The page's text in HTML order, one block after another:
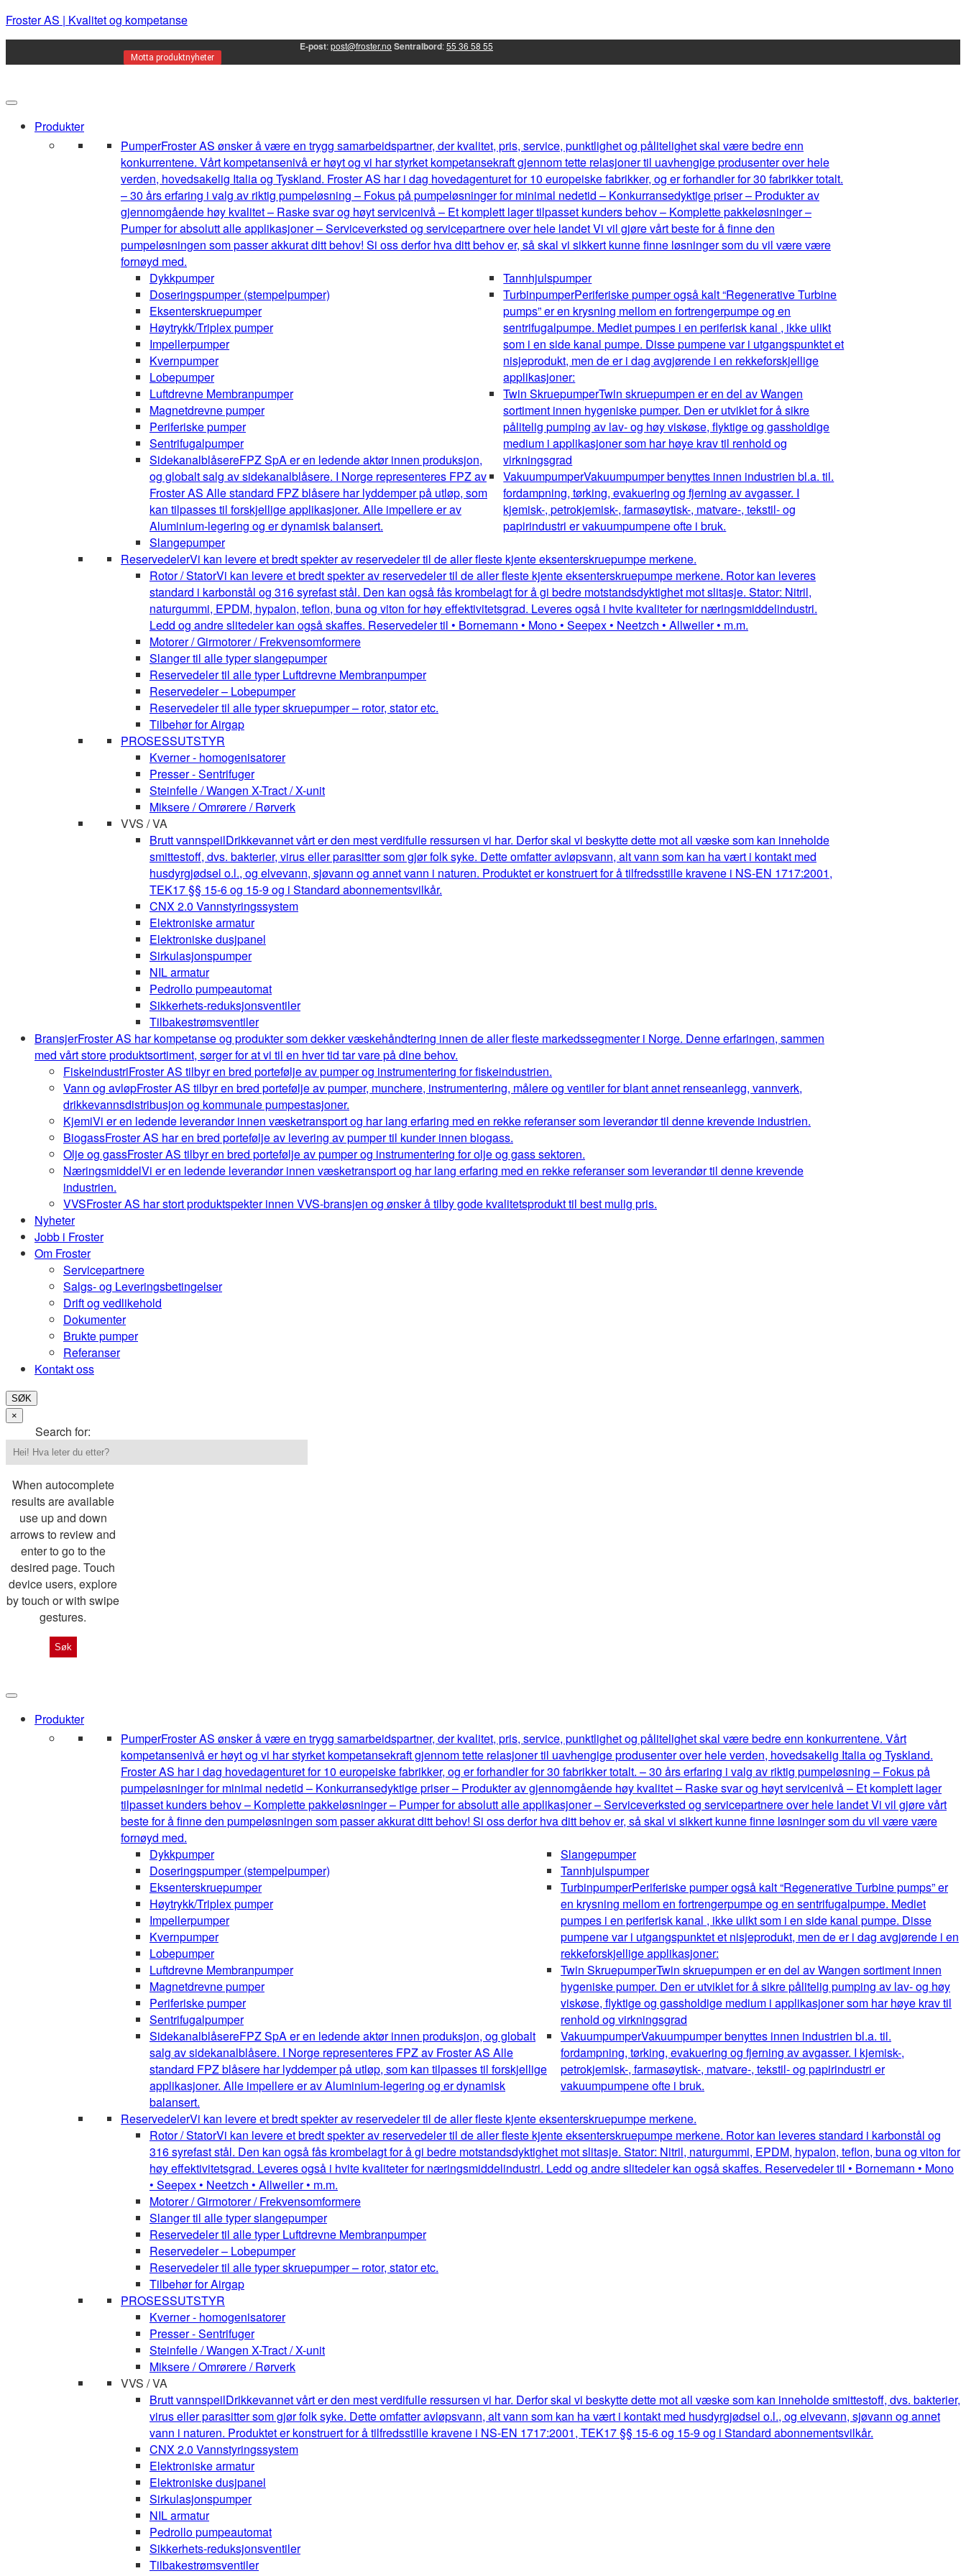
Froster AS | Kvalitet og kompetanse
E-post:post@froster.no Sentralbord:55 36 58 55
Motta produktnyheter
Produkter
PumperFroster AS ønsker å være en trygg samarbeidspartner, der kvalitet, pris, service, punktlighet og pålitelighet skal være bedre enn
konkurrentene. Vårt kompetansenivå er høyt og vi har styrket kompetansekraft gjennom tette relasjoner til uavhengige produsenter over hele
verden, hovedsakelig Italia og Tyskland. Froster AS har i dag hovedagenturet for 10 europeiske fabrikker, og er forhandler for 30 fabrikker totalt.
– 30 års erfaring i valg av riktig pumpeløsning – Fokus på pumpeløsninger for minimal nedetid – Konkurransedyktige priser – Produkter av
gjennomgående høy kvalitet – Raske svar og høyt servicenivå – Et komplett lager tilpasset kunders behov – Komplette pakkeløsninger –
Pumper for absolutt alle applikasjoner – Serviceverksted og servicepartnere over hele landet Vi vil gjøre vårt beste for å finne den
pumpeløsningen som passer akkurat ditt behov! Si oss derfor hva ditt behov er, så skal vi sikkert kunne finne løsninger som du vil være være
fornøyd med.
Dykkpumper
Doseringspumper (stempelpumper)
Eksenterskruepumper
Høytrykk/Triplex pumper
Impellerpumper
Kvernpumper
Lobepumper
Luftdrevne Membranpumper
Magnetdrevne pumper
Periferiske pumper
Sentrifugalpumper
SidekanalblåsereFPZ SpA er en ledende aktør innen produksjon,
og globalt salg av sidekanalblåsere. I Norge representeres FPZ av
Froster AS Alle standard FPZ blåsere har lyddemper på utløp, som
kan tilpasses til forskjellige applikasjoner. Alle impellere er av
Aluminium-legering og er dynamisk balansert.
Slangepumper
Tannhjulspumper
TurbinpumperPeriferiske pumper også kalt “Regenerative Turbine
pumps” er en krysning mellom en fortrengerpumpe og en
sentrifugalpumpe. Mediet pumpes i en periferisk kanal , ikke ulikt
som i en side kanal pumpe. Disse pumpene var i utgangspunktet et
nisjeprodukt, men de er i dag avgjørende i en rekkeforskjellige
applikasjoner:
Twin SkruepumperTwin skruepumpen er en del av Wangen
sortiment innen hygeniske pumper. Den er utviklet for å sikre
pålitelig pumping av lav- og høy viskøse, flyktige og gassholdige
medium i applikasjoner som har høye krav til renhold og
virkningsgrad
VakuumpumperVakuumpumper benyttes innen industrien bl.a. til.
fordampning, tørking, evakuering og fjerning av avgasser. I
kjemisk-, petrokjemisk-, farmasøytisk-, matvare-, tekstil- og
papirindustri er vakuumpumpene ofte i bruk.
ReservedelerVi kan levere et bredt spekter av reservedeler til de aller fleste kjente eksenterskruepumpe merkene.
Rotor / StatorVi kan levere et bredt spekter av reservedeler til de aller fleste kjente eksenterskruepumpe merkene. Rotor kan leveres
standard i karbonstål og 316 syrefast stål. Den kan også fås krombelagt for å gi bedre motstandsdyktighet mot slitasje. Stator: Nitril,
naturgummi, EPDM, hypalon, teflon, buna og viton for høy effektivitetsgrad. Leveres også i hvite kvaliteter for næringsmiddelindustri.
Ledd og andre slitedeler kan også skaffes. Reservedeler til • Bornemann • Mono • Seepex • Neetzch • Allweiler • m.m.
Motorer / Girmotorer / Frekvensomformere
Slanger til alle typer slangepumper
Reservedeler til alle typer Luftdrevne Membranpumper
Reservedeler – Lobepumper
Reservedeler til alle typer skruepumper – rotor, stator etc.
Tilbehør for Airgap
PROSESSUTSTYR
Kverner - homogenisatorer
Presser - Sentrifuger
Steinfelle / Wangen X-Tract / X-unit
Miksere / Omrørere / Rørverk
VVS / VA
Brutt vannspeilDrikkevannet vårt er den mest verdifulle ressursen vi har. Derfor skal vi beskytte dette mot all væske som kan inneholde
smittestoff, dvs. bakterier, virus eller parasitter som gjør folk syke. Dette omfatter avløpsvann, alt vann som kan ha vært i kontakt med
husdyrgjødsel o.l., og elvevann, sjøvann og annet vann i naturen. Produktet er konstruert for å tilfredsstille kravene i NS-EN 1717:2001,
TEK17 §§ 15-6 og 15-9 og i Standard abonnementsvilkår.
CNX 2.0 Vannstyringssystem
Elektroniske armatur
Elektroniske dusjpanel
Sirkulasjonspumper
NIL armatur
Pedrollo pumpeautomat
Sikkerhets-reduksjonsventiler
Tilbakestrømsventiler
BransjerFroster AS har kompetanse og produkter som dekker væskehåndtering innen de aller fleste markedssegmenter i Norge. Denne erfaringen, sammen
med vårt store produktsortiment, sørger for at vi til en hver tid tar vare på dine behov.
FiskeindustriFroster AS tilbyr en bred portefølje av pumper og instrumentering for fiskeindustrien.
Vann og avløpFroster AS tilbyr en bred portefølje av pumper, munchere, instrumentering, målere og ventiler for blant annet renseanlegg, vannverk,
drikkevannsdistribusjon og kommunale pumpestasjoner.
KjemiVi er en ledende leverandør innen væsketransport og har lang erfaring med en rekke referanser som leverandør til denne krevende industrien.
BiogassFroster AS har en bred portefølje av levering av pumper til kunder innen biogass.
Olje og gassFroster AS tilbyr en bred portefølje av pumper og instrumentering for olje og gass sektoren.
NæringsmiddelVi er en ledende leverandør innen væsketransport og har lang erfaring med en rekke referanser som leverandør til denne krevende
industrien.
VVSFroster AS har stort produktspekter innen VVS-bransjen og ønsker å tilby gode kvalitetsprodukt til best mulig pris.
Nyheter
Jobb i Froster
Om Froster
Servicepartnere
Salgs- og Leveringsbetingelser
Drift og vedlikehold
Dokumenter
Brukte pumper
Referanser
Kontakt oss
SØK
×
Search for:
When autocomplete
results are available
use up and down
arrows to review and
enter to go to the
desired page. Touch
device users, explore
by touch or with swipe
gestures.
Produkter
PumperFroster AS ønsker å være en trygg samarbeidspartner, der kvalitet, pris, service, punktlighet og pålitelighet skal være bedre enn konkurrentene. Vårt
kompetansenivå er høyt og vi har styrket kompetansekraft gjennom tette relasjoner til uavhengige produsenter over hele verden, hovedsakelig Italia og Tyskland.
Froster AS har i dag hovedagenturet for 10 europeiske fabrikker, og er forhandler for 30 fabrikker totalt. – 30 års erfaring i valg av riktig pumpeløsning – Fokus på
pumpeløsninger for minimal nedetid – Konkurransedyktige priser – Produkter av gjennomgående høy kvalitet – Raske svar og høyt servicenivå – Et komplett lager
tilpasset kunders behov – Komplette pakkeløsninger – Pumper for absolutt alle applikasjoner – Serviceverksted og servicepartnere over hele landet Vi vil gjøre vårt
beste for å finne den pumpeløsningen som passer akkurat ditt behov! Si oss derfor hva ditt behov er, så skal vi sikkert kunne finne løsninger som du vil være være
fornøyd med.
Dykkpumper
Doseringspumper (stempelpumper)
Eksenterskruepumper
Høytrykk/Triplex pumper
Impellerpumper
Kvernpumper
Lobepumper
Luftdrevne Membranpumper
Magnetdrevne pumper
Periferiske pumper
Sentrifugalpumper
SidekanalblåsereFPZ SpA er en ledende aktør innen produksjon, og globalt
salg av sidekanalblåsere. I Norge representeres FPZ av Froster AS Alle
standard FPZ blåsere har lyddemper på utløp, som kan tilpasses til forskjellige
applikasjoner. Alle impellere er av Aluminium-legering og er dynamisk
balansert.
Slangepumper
Tannhjulspumper
TurbinpumperPeriferiske pumper også kalt “Regenerative Turbine pumps” er
en krysning mellom en fortrengerpumpe og en sentrifugalpumpe. Mediet
pumpes i en periferisk kanal , ikke ulikt som i en side kanal pumpe. Disse
pumpene var i utgangspunktet et nisjeprodukt, men de er i dag avgjørende i en
rekkeforskjellige applikasjoner:
Twin SkruepumperTwin skruepumpen er en del av Wangen sortiment innen
hygeniske pumper. Den er utviklet for å sikre pålitelig pumping av lav- og høy
viskøse, flyktige og gassholdige medium i applikasjoner som har høye krav til
renhold og virkningsgrad
VakuumpumperVakuumpumper benyttes innen industrien bl.a. til.
fordampning, tørking, evakuering og fjerning av avgasser. I kjemisk-,
petrokjemisk-, farmasøytisk-, matvare-, tekstil- og papirindustri er
vakuumpumpene ofte i bruk.
ReservedelerVi kan levere et bredt spekter av reservedeler til de aller fleste kjente eksenterskruepumpe merkene.
Rotor / StatorVi kan levere et bredt spekter av reservedeler til de aller fleste kjente eksenterskruepumpe merkene. Rotor kan leveres standard i karbonstål og
316 syrefast stål. Den kan også fås krombelagt for å gi bedre motstandsdyktighet mot slitasje. Stator: Nitril, naturgummi, EPDM, hypalon, teflon, buna og viton for
høy effektivitetsgrad. Leveres også i hvite kvaliteter for næringsmiddelindustri. Ledd og andre slitedeler kan også skaffes. Reservedeler til • Bornemann • Mono
• Seepex • Neetzch • Allweiler • m.m.
Motorer / Girmotorer / Frekvensomformere
Slanger til alle typer slangepumper
Reservedeler til alle typer Luftdrevne Membranpumper
Reservedeler – Lobepumper
Reservedeler til alle typer skruepumper – rotor, stator etc.
Tilbehør for Airgap
PROSESSUTSTYR
Kverner - homogenisatorer
Presser - Sentrifuger
Steinfelle / Wangen X-Tract / X-unit
Miksere / Omrørere / Rørverk
VVS / VA
Brutt vannspeilDrikkevannet vårt er den mest verdifulle ressursen vi har. Derfor skal vi beskytte dette mot all væske som kan inneholde smittestoff, dvs. bakterier,
virus eller parasitter som gjør folk syke. Dette omfatter avløpsvann, alt vann som kan ha vært i kontakt med husdyrgjødsel o.l., og elvevann, sjøvann og annet
vann i naturen. Produktet er konstruert for å tilfredsstille kravene i NS-EN 1717:2001, TEK17 §§ 15-6 og 15-9 og i Standard abonnementsvilkår.
CNX 2.0 Vannstyringssystem
Elektroniske armatur
Elektroniske dusjpanel
Sirkulasjonspumper
NIL armatur
Pedrollo pumpeautomat
Sikkerhets-reduksjonsventiler
Tilbakestrømsventiler